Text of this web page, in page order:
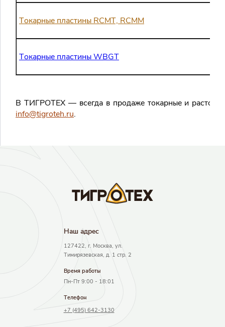
Токарные пластины RCMT, RCMM
Токарные пластины WBGT
В ТИГРОТЕХ — всегда в продаже токарные и
info@tigroteh.ru.
Наш адрec
127422, г. Москва, ул.
Тимирязевская, д. 1 стр. 2
Время работы
Пн-Пт 9:00 - 18:01
Телефон
+7 (495) 642-3130